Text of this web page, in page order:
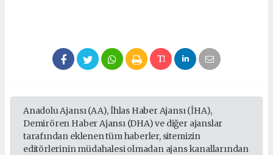
Anadolu Ajansı (AA), İhlas Haber Ajansı (İHA),
Demirören Haber Ajansı (DHA) ve diğer ajanslar
tarafından eklenen tüm haberler, sitemizin
editörlerinin müdahalesi olmadan ajans kanallarından